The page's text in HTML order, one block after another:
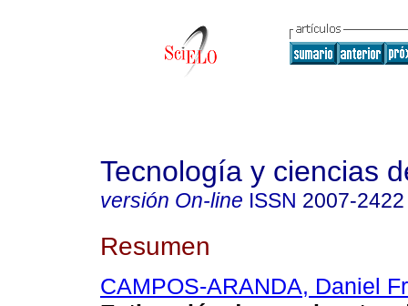
Tecnología y ciencias
versión On-line ISSN 2007-2422
Resumen
CAMPOS-ARANDA, Daniel